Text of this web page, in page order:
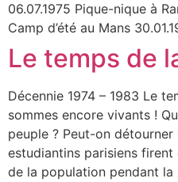
06.07.1975 Pique-nique à
Camp d’été au Mans
Le temps de
Décennie 1974 – 1983 Le
sommes encore vivants !
peuple ? Peut-on
estudiantins parisiens
de la population pendant